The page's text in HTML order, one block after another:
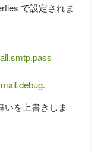
で設定されま
mail.debug.
いを上書きしま